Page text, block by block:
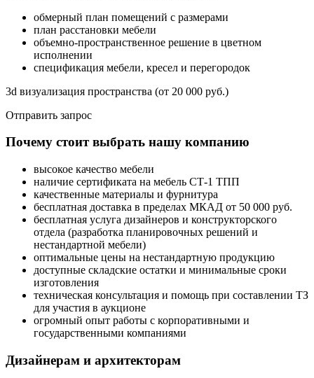
обмерный план помещений с размерами
план расстановки мебели
объемно-пространственное решение в цветном
исполнении
спецификация мебели, кресел и перегородок
3d визуализация пространства (от 20 000 руб.)
Отправить запрос
Почему стоит выбрать нашу компанию
высокое качество мебели
наличие сертификата на мебель СТ-1 ТПП
качественные материалы и фурнитура
бесплатная доставка в пределах МКАД от 50 000 руб.
бесплатная услуга дизайнеров и конструкторского
отдела (разработка планировочных решений и
нестандартной мебели)
оптимальные цены на нестандартную продукцию
доступные складские остатки и минимальные сроки
изготовления
техническая консультация и помощь при составлении ТЗ
для участия в аукционе
огромный опыт работы с корпоративными и
государственными компаниями
Дизайнерам и архитекторам